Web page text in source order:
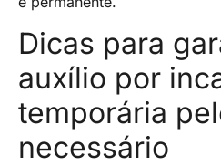
Dicas para
auxílio por
temporária
necessário